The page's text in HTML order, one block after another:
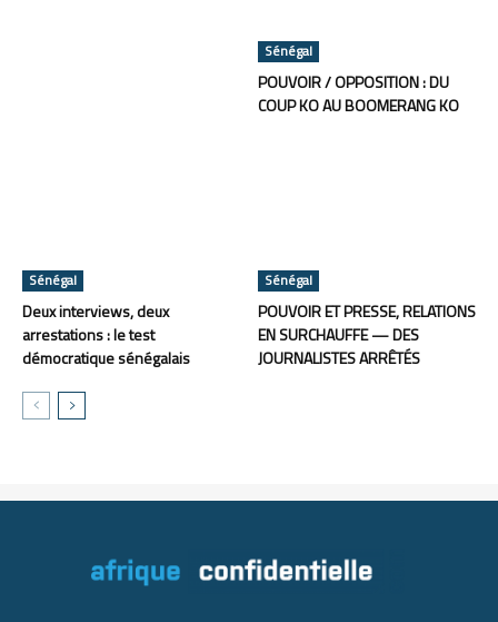
Sénégal
POUVOIR / OPPOSITION : DU
COUP KO AU BOOMERANG KO
Sénégal
Deux interviews, deux
arrestations : le test
démocratique sénégalais
Sénégal
POUVOIR ET PRESSE, RELATIONS
EN SURCHAUFFE — DES
JOURNALISTES ARRÊTÉS